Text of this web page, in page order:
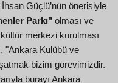
Güçlü’nün önerisiyle
Parkı" olması ve
merkezi kurulması
"Ankara Kulübü ve
bizim görevimizdir.
burayı Ankara